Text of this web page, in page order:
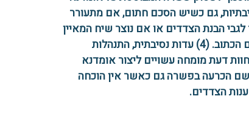
גם כשיש הסכם חתום, אם מתעורר
הבנת הצדדים או אם נוצר שיח המאיין
את ההסכם הכתוב. (4) עדות נסיבתית, התנהלות
דעת מומחה עשויים ליצור אומדנא
הכרעה בפשרה גם כאשר אין הוכחה
הצדדים.